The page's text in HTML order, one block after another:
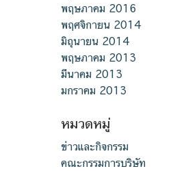
พฤษภาคม 2016
พฤศจิกายน 2014
มิถุนายน 2014
พฤษภาคม 2013
มีนาคม 2013
มกราคม 2013
หมวดหมู่
ข่าวและกิจกรรม
คณะกรรมการบริษัท